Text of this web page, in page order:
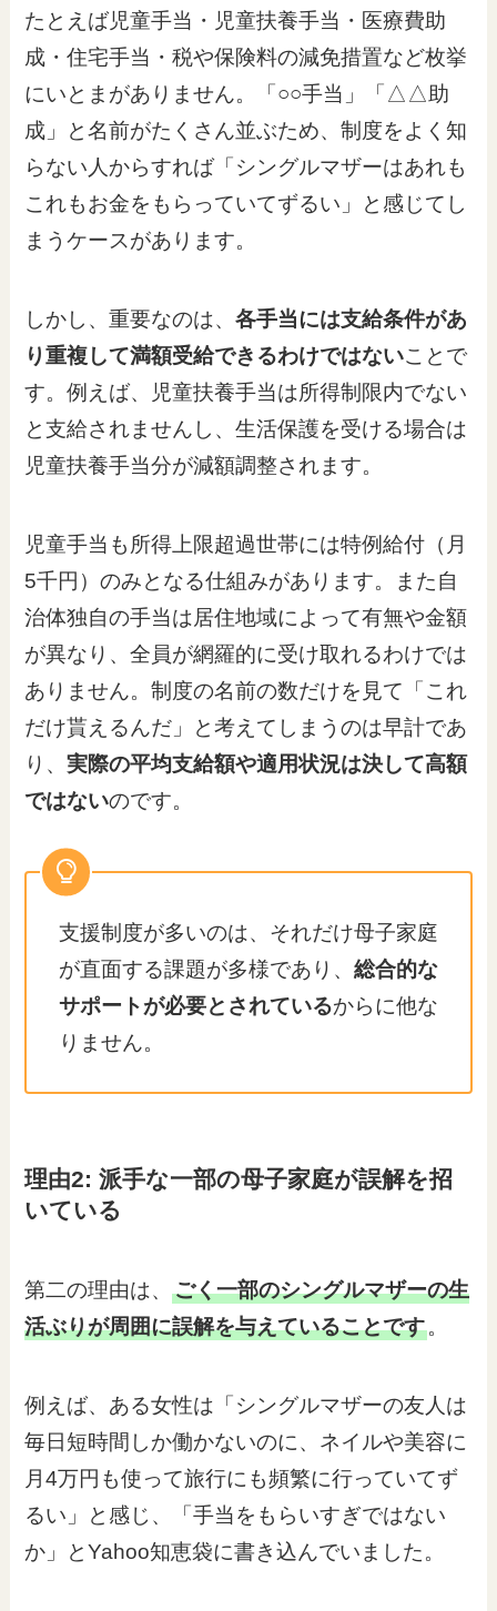
たとえば児童手当・児童扶養手当・医療費助
成・住宅手当・税や保険料の減免措置など枚挙
にいとまがありません。「○○手当」「△△助
成」と名前がたくさん並ぶため、制度をよく知
らない人からすれば「シングルマザーはあれも
これもお金をもらっていてずるい」と感じてし
まうケースがあります。
しかし、重要なのは、各手当には支給条件があ
り重複して満額受給できるわけではないことで
す。例えば、児童扶養手当は所得制限内でない
と支給されませんし、生活保護を受ける場合は
児童扶養手当分が減額調整されます。
児童手当も所得上限超過世帯には特例給付（月
5千円）のみとなる仕組みがあります。また自
治体独自の手当は居住地域によって有無や金額
が異なり、全員が網羅的に受け取れるわけでは
ありません。制度の名前の数だけを見て「これ
だけ貰えるんだ」と考えてしまうのは早計であ
り、実際の平均支給額や適用状況は決して高額
ではないのです。
支援制度が多いのは、それだけ母子家庭
が直面する課題が多様であり、 総合的な
サポートが必要とされているからに他な
りません。
理由2: 派手な一部の母子家庭が誤解を招
いている
第二の理由は、ごく一部のシングルマザーの生
活ぶりが周囲に誤解を与えていることです。
例えば、ある女性は「シングルマザーの友人は
毎日短時間しか働かないのに、ネイルや美容に
月4万円も使って旅行にも頻繁に行っていてず
るい」と感じ、「手当をもらいすぎではない
か」とYahoo知恵袋に書き込んでいました。